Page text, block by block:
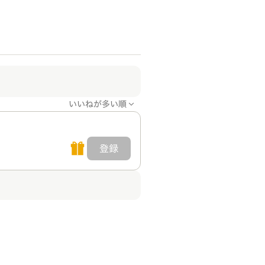
いいねが多い順
登録